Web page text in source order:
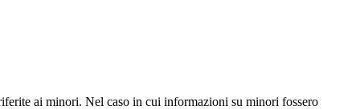
ai minori. Nel caso in cui informazioni su minori fossero